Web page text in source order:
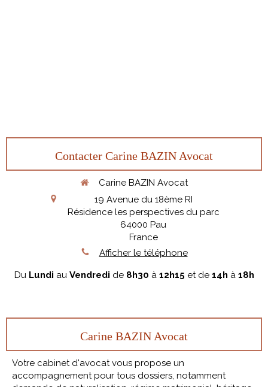
Contacter Carine BAZIN Avocat
Carine BAZIN Avocat
19 Avenue du 18ème RI
Résidence les perspectives du parc
64000 Pau
France
Afficher le téléphone
Du Lundi au Vendredi de 8h30 à 12h15 et de 14h à 18h
Carine BAZIN Avocat
Votre cabinet d'avocat vous propose un
accompagnement pour tous dossiers, notamment